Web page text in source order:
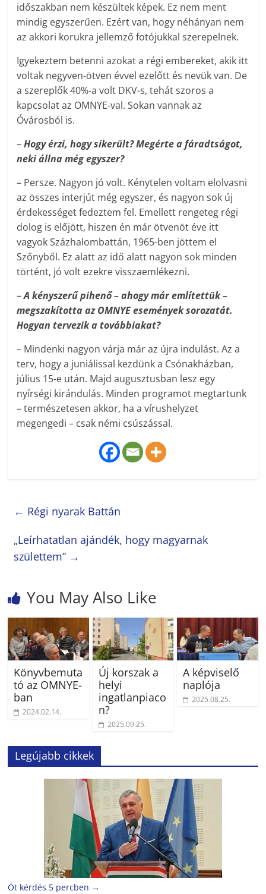
időszakban nem készültek képek. Ez nem ment
mindig egyszerűen. Ezért van, hogy néhányan nem
az akkori korukra jellemző fotójukkal szerepelnek.
Igyekeztem betenni azokat a régi embereket, akik itt
voltak negyven-ötven évvel ezelőtt és nevük van. De
a szereplők 40%-a volt DKV-s, tehát szoros a
kapcsolat az OMNYE-val. Sokan vannak az
Óvárosból is.
–Hogy érzi, hogy sikerült? Megérte a fáradtságot,
neki állna még egyszer?
– Persze. Nagyon jó volt. Kénytelen voltam elolvasni
az összes interjút még egyszer, és nagyon sok új
érdekességet fedeztem fel. Emellett rengeteg régi
dolog is előjött, hiszen én már ötvenöt éve itt
vagyok Százhalombattán, 1965-ben jöttem el
Szőnyből. Ez alatt az idő alatt nagyon sok minden
történt, jó volt ezekre visszaemlékezni.
–A kényszerű pihenő – ahogy már említettük –
megszakította az OMNYE események sorozatát.
Hogyan tervezik a továbbiakat?
– Mindenki nagyon várja már az újra indulást. Az a
terv, hogy a juniálissal kezdünk a Csónakházban,
július 15-e után. Majd augusztusban lesz egy
nyírségi kirándulás. Minden programot megtartunk
– természetesen akkor, ha a vírushelyzet
megengedi – csak némi csúszással.
← Régi nyarak Battán
„Leírhatatlan ajándék, hogy magyarnak
születtem” →
You May Also Like
Könyvbemuta
tó az OMNYE-
ban
2024.02.14.
Új korszak a
helyi
ingatlanpiaco
n?
2025.09.25.
A képviselő
naplója
2025.08.25.
Legújabb cikkek
Öt kérdés 5 percben →